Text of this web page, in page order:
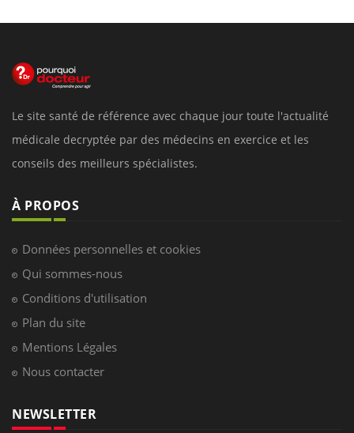
Le site santé de référence avec chaque jour toute l'actualité
médicale decryptée par des médecins en exercice et les
conseils des meilleurs spécialistes.
À PROPOS
Données personnelles et cookies
Qui sommes-nous
Conditions d'utilisation
Plan du site
Mentions Légales
Nous contacter
NEWSLETTER